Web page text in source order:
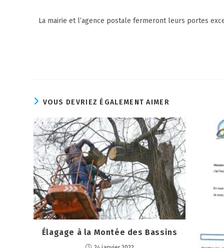
La mairie et l’agence postale fermeront leurs portes
VOUS DEVRIEZ ÉGALEMENT AIMER
Élagage à la Montée des Bassins